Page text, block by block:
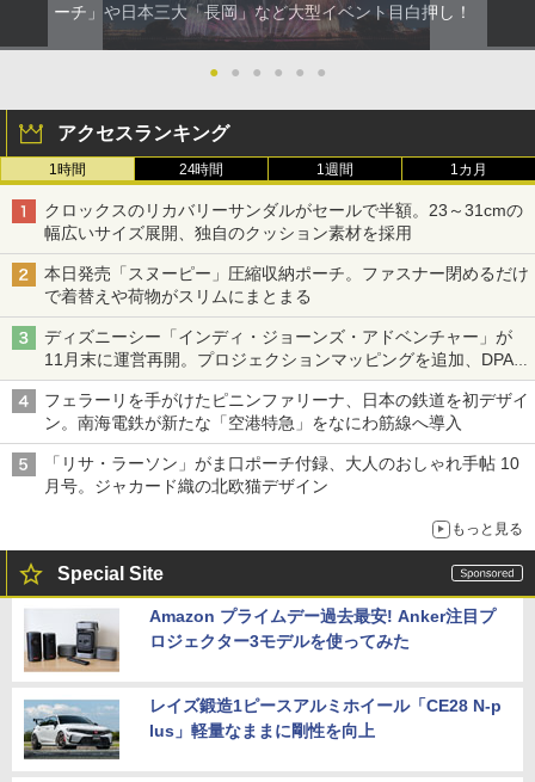
ーチ」や日本三大「長岡」など大型イベント目白押し！
● ● ● ● ● ●
アクセスランキング
1時間 24時間 1週間 1カ月
クロックスのリカバリーサンダルがセールで半額。23～31cmの
幅広いサイズ展開、独自のクッション素材を採用
本日発売「スヌーピー」圧縮収納ポーチ。ファスナー閉めるだけ
で着替えや荷物がスリムにまとまる
ディズニーシー「インディ・ジョーンズ・アドベンチャー」が
11月末に運営再開。プロジェクションマッピングを追加、DPA
は1500円
フェラーリを手がけたピニンファリーナ、日本の鉄道を初デザイ
ン。南海電鉄が新たな「空港特急」をなにわ筋線へ導入
「リサ・ラーソン」がま口ポーチ付録、大人のおしゃれ手帖 10
月号。ジャカード織の北欧猫デザイン
もっと見る
Special Site
Amazon プライムデー過去最安! Anker注目プ
ロジェクター3モデルを使ってみた
レイズ鍛造1ピースアルミホイール「CE28 N-p
lus」軽量なままに剛性を向上